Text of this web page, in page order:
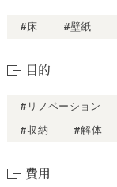
#床 #壁紙
目的
#リノベーション
#収納
#解体
費用